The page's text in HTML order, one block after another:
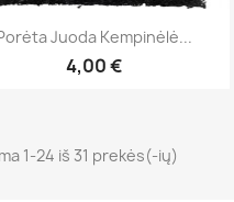
Greita peržiūra
Juoda Kempinėlė...
4,00 €
1-24 iš 31 prekės(-ių)